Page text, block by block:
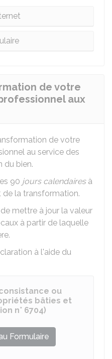
de votre
aux
de votre
au service des
du bien.
90 jours calendairesà
la transformation.
mettre à jour la valeur
à partir de laquelle
à l'aide du
ou
bâties et
n° 6704)
Formulaire